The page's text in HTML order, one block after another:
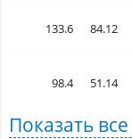
133.6 84.12
98.4 51.14
Показать все